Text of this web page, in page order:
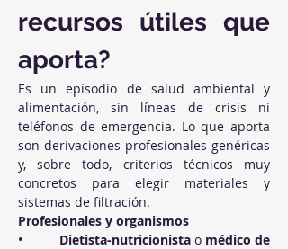
recursos útiles que
aporta?
Es un episodio de salud ambiental y
alimentación, sin líneas de crisis ni
teléfonos de emergencia. Lo que aporta
son derivaciones profesionales genéricas
y, sobre todo, criterios técnicos muy
concretos para elegir materiales y
sistemas de filtración.
Profesionales y organismos
• Dietista-nutricionista o médico de